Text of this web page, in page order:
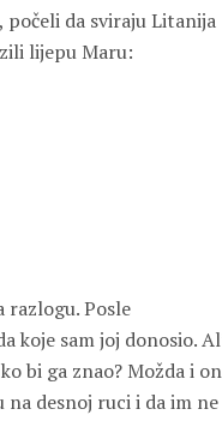
počeli da sviraju Litanija
lijepu Maru:
razlogu. Posle
koje sam joj donosio.
bi ga znao? Možda i
desnoj ruci i da im ne